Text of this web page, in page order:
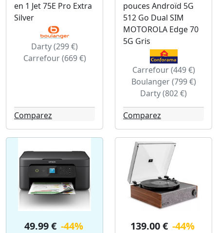
en 1 Jet 75E Pro Extra
Silver
Darty (299 €)
Carrefour (669 €)
Comparez
pouces Androïd 5G
512 Go Dual SIM
MOTOROLA Edge 70
5G Gris
Carrefour (449 €)
Boulanger (799 €)
Darty (802 €)
Comparez
49.99 € -44% 139.00 € -44%